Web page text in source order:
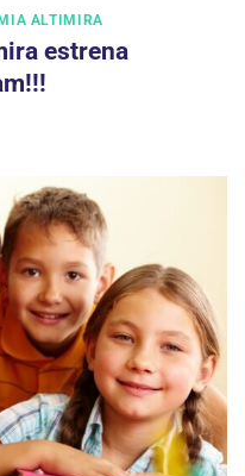
ALTIMIRA
estrena